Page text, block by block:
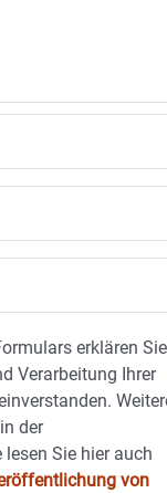
erklären Sie
Verarbeitung Ihrer
der
lesen Sie hier auch
von